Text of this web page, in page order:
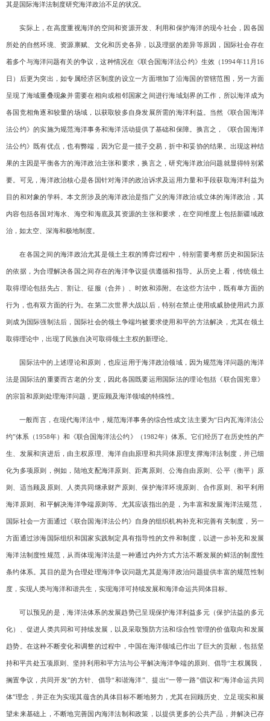
其是国际海洋法制度研究海洋政治不足的状况。
实际上，在高度重视海洋的空间和资源开发、利用和保护海洋的现今社会，因各国
所处的自然环境、资源禀赋、文化和历史各异，以及理据的差异等原因，国际社会存在
着多个与海洋问题有关的争议，这种情况在《联合国海洋法公约》生效（ 1994年11 月 16
日）后更为突出，如专属经济区制度的设立一方面增加了沿海国的管辖范围，另一方面
呈现了海域重叠现象并需要在相向或相邻国家之间进行海域划界的工作，所以海洋成为
各国竞相角逐和较量的场域，以获取较多自身发展所需的海洋利益。当然《联合国海洋
法公约》的实施为规范海洋事务和海洋活动提供了基础和保障。换言之，《联合国海洋
法公约》既有优点，也有弊端，因为它是一揽子交易，折中和妥协的结果。出现这种结
果的主因是平衡各方的海洋政治主张和要求，换言之，研究海洋政治问题就显得特别紧
要。可见，海洋政治核心是各国针对海洋的政治诉求及运用力量和手段获取海洋利益为
目的和对象的学科。本文所涉及的海洋政治是指广义的海洋政治或立体的海洋政治，其
内容包括各国对海水、海空和海底及其资源的主张和要求，在空间维度上包括新疆域政
治，如太空、深海和极地制度。
在各国之间的海洋政治尤其是领土主权的博弈过程中，特别需要考察历史和国际法
的依据，为合理解决各国之间存在的海洋争议提供遵循和指导。从历史上看，传统领土
取得理论包括先占、割让、征服（合并）、时效和添附。在这些方法中，既有单方面的
行为，也有双方面的行为。在第二次世界大战以后，特别在禁止使用或威胁使用武力原
则成为国际强制法后，国际社会的领土争端均被要求使用和平的方法解决，尤其在领土
取得理论中，出现了民族自决可取得领土主权的新理论。
国际法中的上述理论和原则，也应运用于海洋政治领域，因为规范海洋问题的海洋
法是国际法的重要而古老的分支，因此各国既要运用国际法的理论包括《联合国宪章》
的宗旨和原则处理海洋问题，更应顾及海洋领域的特殊性。
一般而言，在现代海洋法中，规范海洋事务的综合性成文法主要为“日内瓦海洋法公
约”体系（ 1958年）和《联合国海洋法公约》（ 1982年）体系。它们经历了在历史性的产
生、发展和演进后，由主权原理、海洋自由原理和共同体原理支撑海洋法制度，并已细
化为多项原则，例如，陆地支配海洋原则、距离原则、公海自由原则、公平（衡平）原
则、适当顾及原则、人类共同继承财产原则、保护海洋环境原则、合作原则、和平利用
海洋原则、和平解决海洋争端原则等。尤其应该指出的是，为丰富和发展海洋法规范，
国际社会一方面通过《联合国海洋法公约》自身的组织机构补充和完善有关制度，另一
方面通过涉海国际组织和国家实践制定具有指导性的文件和制度，以进一步补充和发展
海洋法制度性规范，从而体现海洋法是一种通过内外方式方法不断发展的鲜活的制度性
条约体系。其目的是为合理处理海洋争议问题尤其是海洋政治问题提供丰富的规范性制
度，实现人类与海洋和谐共生，实现海洋可持续发展和海洋命运共同体目标。
可以预见的是，海洋法体系的发展趋势已呈现保护海洋利益多元（保护法益的多元
化）、促进人类共同和可持续发展，以及采取预防方法和综合性管理的价值取向和发展
趋势。在这种不断变化和调整的过程中，中国在海洋领域已作出了巨大的贡献，包括坚
持和平共处五项原则、坚持利用和平方法与公平解决海洋争端的原则、倡导“主权属我，
搁置争议，共同开发”的方针、倡导“和谐海洋”、提出“一带一路”倡议和“海洋命运共同
体”理念，并正在为实现其蕴含的具体目标不断地努力，尤其在回顾历史、立足现实和展
望未来基础上，不断地完善国内海洋法制和政策，以提供更多的公共产品，并解决已存